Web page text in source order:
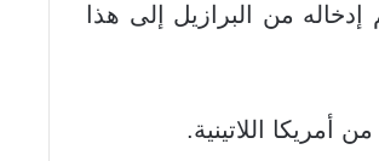
من البرازيل إلى هذا
أمريكا اللاتينية.